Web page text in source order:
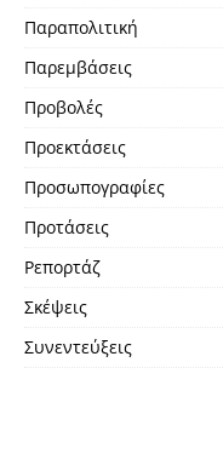
Παραπολιτική
Παρεμβάσεις
Προβολές
Προεκτάσεις
Προσωπογραφίες
Προτάσεις
Ρεπορτάζ
Σκέψεις
Συνεντεύξεις